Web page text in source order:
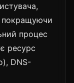
покращуючи
процес
ресурс
DNS-